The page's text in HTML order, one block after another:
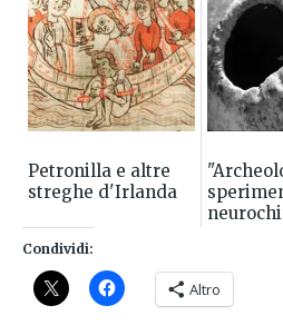
Petronilla e altre
streghe d'Irlanda
Condividi:
Altro